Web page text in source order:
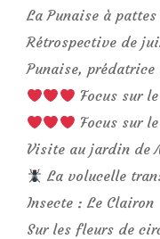
La Punaise à
Rétrospective de
Punaise, prédatrice
Focus sur
Focus sur
Visite au jardin de
La volucelle
Insecte : Le Clairon
Sur les fleurs de